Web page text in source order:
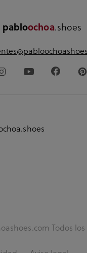
pabloochoa.shoes
Todos